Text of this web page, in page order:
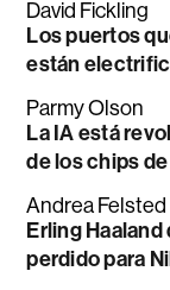
David Fickling
Los puertos
están
Parmy Olson
La IA está
de los chips
Andrea Felsted
Erling
perdido para